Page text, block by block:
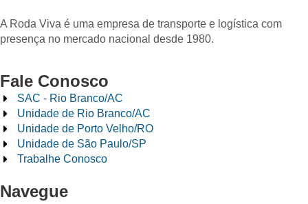
A Roda Viva é uma empresa de transporte e logística com
presença no mercado nacional desde 1980.
Fale Conosco
SAC - Rio Branco/AC
Unidade de Rio Branco/AC
Unidade de Porto Velho/RO
Unidade de São Paulo/SP
Trabalhe Conosco
Navegue